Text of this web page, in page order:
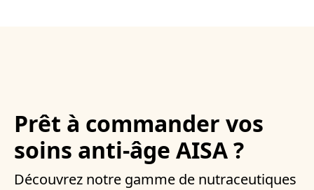
Prêt à commander vos
soins anti-âge AISA ?
Découvrez notre gamme de nutraceutiques